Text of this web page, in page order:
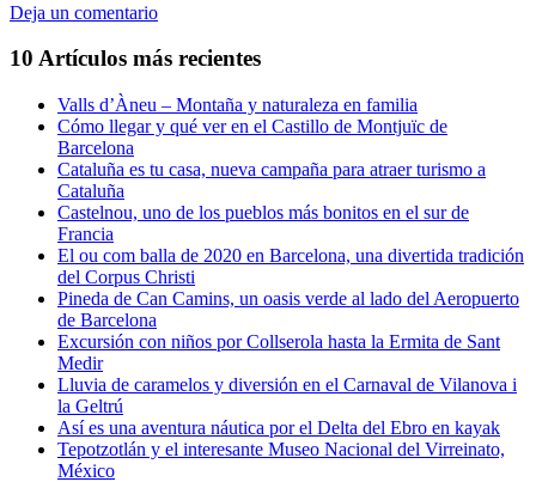
de
Deja un comentario
10 Artículos más recientes
Valls d’Àneu – Montaña y naturaleza en familia
Cómo llegar y qué ver en el Castillo de Montjuïc de
Barcelona
Cataluña es tu casa, nueva campaña para atraer turismo a
Cataluña
Castelnou, uno de los pueblos más bonitos en el sur de
Francia
El ou com balla de 2020 en Barcelona, una divertida tradición
del Corpus Christi
Pineda de Can Camins, un oasis verde al lado del Aeropuerto
de Barcelona
Excursión con niños por Collserola hasta la Ermita de Sant
Medir
Lluvia de caramelos y diversión en el Carnaval de Vilanova i
la Geltrú
Así es una aventura náutica por el Delta del Ebro en kayak
Tepotzotlán y el interesante Museo Nacional del Virreinato,
México